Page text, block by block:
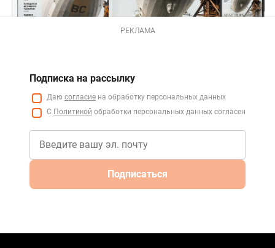
РЕКЛАМА
Подписка на рассылку
Даю согласие на обработку персональных данных
С Политикой обработки персональных данных согласен
Подписаться